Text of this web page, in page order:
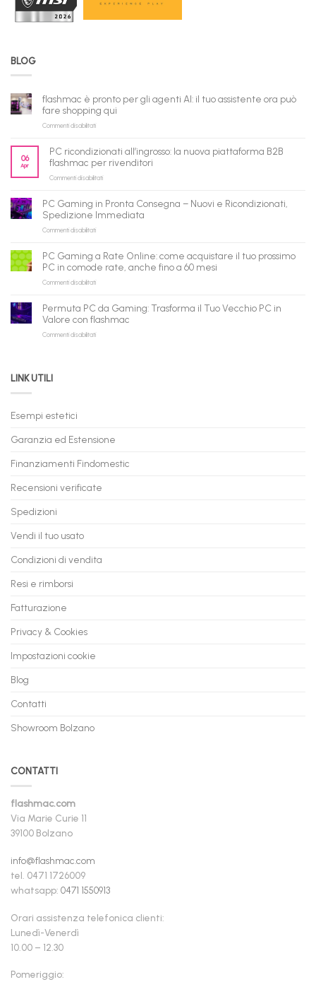
BLOG
flashmac è pronto per gli agenti AI: il tuo assistente ora può
fare shopping qui
Commenti disabilitatisu
pronto
per
gli
il
tuo
assistente
può
fare
shopping
qui
06
Apr
PC ricondizionati all’ingrosso: la nuova piattaforma B2B
flashmac per rivenditori
Commenti disabilitatisu
all’ingrosso:
la
B2B
flashmac
per
PC Gaming in Pronta Consegna – Nuovi e Ricondizionati,
Spedizione Immediata
Commenti disabilitatisu
in
Pronta
Consegna
Nuovi
Ricondizionati,
Spedizione
PC Gaming a Rate Online: come acquistare il tuo prossimo
PC in comode rate, anche fino a 60 mesi
Commenti disabilitatisu
a
Rate
Online:
anche
a
Permuta PC da Gaming: Trasforma il Tuo Vecchio PC in
Valore con flashmac
Commenti disabilitatisu
in
con
LINK UTILI
Esempi estetici
Garanzia ed Estensione
Finanziamenti Findomestic
Recensioni verificate
Spedizioni
Vendi il tuo usato
Condizioni di vendita
Resi e rimborsi
Fatturazione
Privacy & Cookies
Impostazioni cookie
Blog
Contatti
Showroom Bolzano
CONTATTI
flashmac.com
Via Marie Curie 11
39100 Bolzano
info@flashmac.com
tel. 0471 1726009
whatsapp: 0471 1550913
Orari assistenza telefonica clienti:
Lunedì-Venerdì
10.00 – 12.30
Pomeriggio: